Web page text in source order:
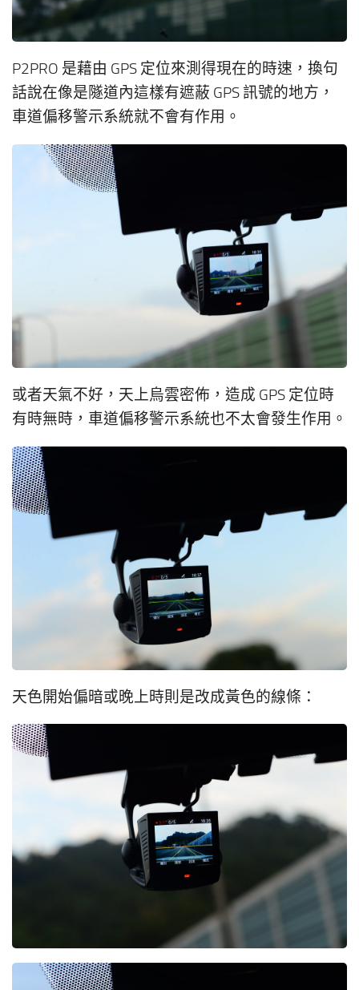
P2PRO 是藉由 GPS 定位來測得現在的時速，換句
話說在像是隧道內這樣有遮蔽 GPS 訊號的地方，
車道偏移警示系統就不會有作用。
或者天氣不好，天上烏雲密佈，造成 GPS 定位時
有時無時，車道偏移警示系統也不太會發生作用。
天色開始偏暗或晚上時則是改成黃色的線條：